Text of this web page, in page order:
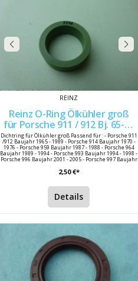
REINZ
Reinz O-Ring Ölkühler groß
für Porsche 911 / 912 Bj. 65-93
99970417350
Dichtring für Ölkühler groß Passend für : - Porsche 911
/912 Baujahr 1965 - 1989 - Porsche 914 Baujahr 1970 -
1976 - Porsche 959 Baujahr 1987 - 1988 - Porsche 964
Baujahr 1989 - 1994 - Porsche 993 Baujahr 1994 - 1998 -
Porsche 996 Baujahr 2001 - 2005 - Porsche 997 Baujahr
704 173 50 Porsche Vergleichsnummer : 999 704 173 50 /
99970417350
2,50 €*
Details